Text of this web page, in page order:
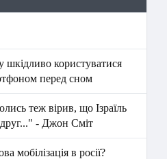
шкідливо користуватися
перед сном
теж вірив, що Ізраїль
- Джон Сміт
мобілізація в росії?